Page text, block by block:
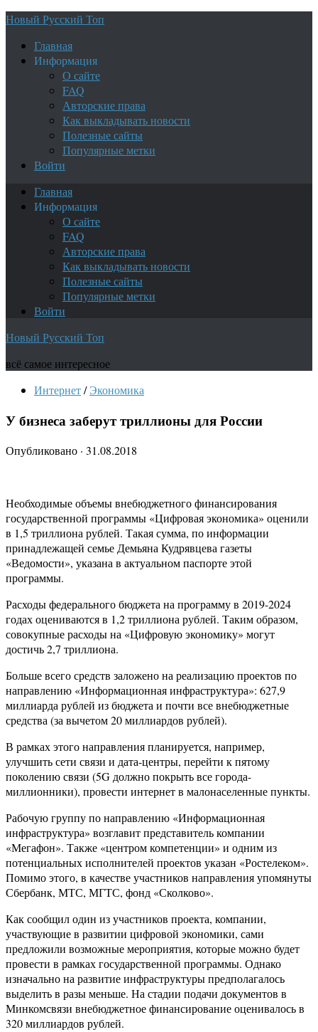
Новый Русский Топ
Главная
Информация
О сайте
FAQ
Авторские права
Как выкладывать новости
Полезные сайты
Популярные метки
Войти
Главная
Информация
О сайте
FAQ
Авторские права
Как выкладывать новости
Полезные сайты
Популярные метки
Войти
Новый Русский Топ
всё самое интересное
Интернет/ Экономика
У бизнеса заберут триллионы для России
Опубликовано · 31.08.2018
Необходимые объемы внебюджетного финансирования
государственной программы «Цифровая экономика» оценили
в 1,5 триллиона рублей. Такая сумма, по информации
принадлежащей семье Демьяна Кудрявцева газеты
«Ведомости», указана в актуальном паспорте этой
программы.
Расходы федерального бюджета на программу в 2019-2024
годах оцениваются в 1,2 триллиона рублей. Таким образом,
совокупные расходы на «Цифровую экономику» могут
достичь 2,7 триллиона.
Больше всего средств заложено на реализацию проектов по
направлению «Информационная инфраструктура»: 627,9
миллиарда рублей из бюджета и почти все внебюджетные
средства (за вычетом 20 миллиардов рублей).
В рамках этого направления планируется, например,
улучшить сети связи и дата-центры, перейти к пятому
поколению связи (5G должно покрыть все города-
миллионники), провести интернет в малонаселенные пункты.
Рабочую группу по направлению «Информационная
инфраструктура» возглавит представитель компании
«Мегафон». Также «центром компетенции» и одним из
потенциальных исполнителей проектов указан «Ростелеком».
Помимо этого, в качестве участников направления упомянуты
Сбербанк, МТС, МГТС, фонд «Сколково».
Как сообщил один из участников проекта, компании,
участвующие в развитии цифровой экономики, сами
предложили возможные мероприятия, которые можно будет
провести в рамках государственной программы. Однако
изначально на развитие инфраструктуры предполагалось
выделить в разы меньше. На стадии подачи документов в
Минкомсвязи внебюджетное финансирование оценивалось в
320 миллиардов рублей.